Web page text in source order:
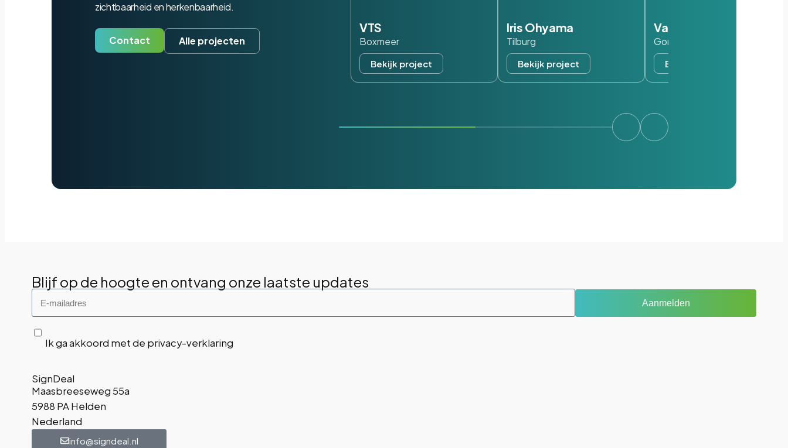
zichtbaarheid en herkenbaarheid.
Contact Alle projecten
VTS
Boxmeer
Bekijk project
Iris Ohyama
Tilburg
Bekijk project
Van der Valk
Gorinchem
Bekijk project
Blijf op de hoogte en ontvang onze laatste updates
Ik ga akkoord met de privacy-verklaring
Aanmelden
SignDeal
Maasbreeseweg 55a
5988 PA Helden
Nederland
info@signdeal.nl